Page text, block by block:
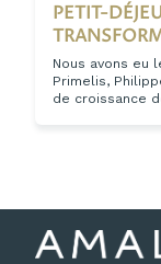
PETIT-
Nous avons eu
Primelis,
de croissance